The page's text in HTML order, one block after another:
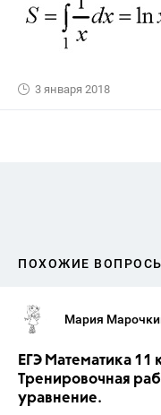
3 января 2018
ПОХОЖИЕ
Мария
ЕГЭ Математика 11
Тренировочная
уравнение.